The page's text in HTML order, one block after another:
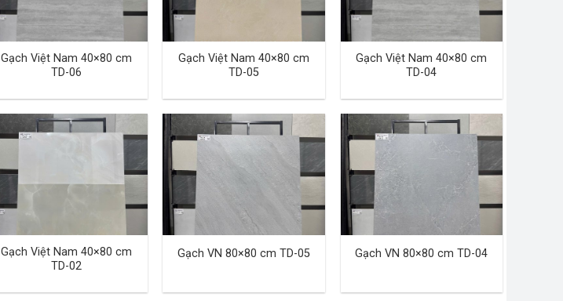
Gạch Việt Nam 40×80 cm
TD-06
Gạch Việt Nam 40×80 cm
TD-05
Gạch Việt Nam 40×80 cm
TD-04
Gạch Việt Nam 40×80 cm
TD-02
Gạch VN 80×80 cm TD-05 Gạch VN 80×80 cm TD-04